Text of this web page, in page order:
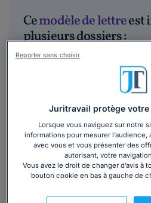
Cemodèle de lettreest
plusieurs dossiers :
Contacter l’inspection
efficacement et en
4,5/
Lire
788 265 utilisateurs
Découvrir
Juritravail protège votre
Lorsque vous naviguez sur notre
informations pour mesurer
avec vous et vous présenter des
autorisant, votre
Vous avez le droit de changer d’avis à
bouton cookie en bas à gauche de
Reporter sans choisir